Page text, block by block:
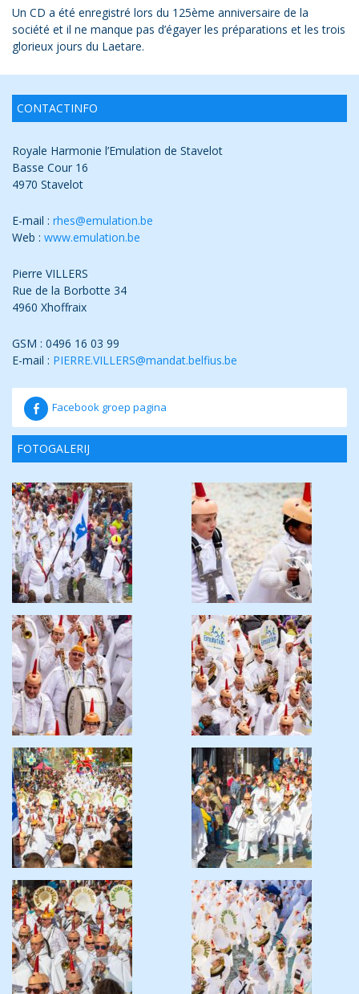
Un CD a été enregistré lors du 125ème anniversaire de la
société et il ne manque pas d’égayer les préparations et les trois
glorieux jours du Laetare.
CONTACTINFO
Royale Harmonie l’Emulation de Stavelot
Basse Cour 16
4970 Stavelot
E-mail : rhes@emulation.be
Web : www.emulation.be
Pierre VILLERS
Rue de la Borbotte 34
4960 Xhoffraix
GSM : 0496 16 03 99
E-mail : PIERRE.VILLERS@mandat.belfius.be
Facebook groep pagina
FOTOGALERIJ